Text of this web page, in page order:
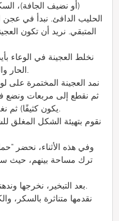
الحليب الدافئ. نبدأ في عجن
المتبقي. نريد أن تكون
نخلط العجينة في الوعاء
الحار والمجفف نتركها تخمر حتى يتضاعف حجمها.
ثم نقطع إلى مربعات
يكون كثيفًا) ثم نغلق الشطيرة بحيث لا يتسرب المربى منها.
نقوم بتهيئة الشكل المغلق
وفي هذه الأثناء، نحضر
ترك مساحة بينهم، حيث
بعد التبخير، نخرجها وندهنها بالزبدة على الفور حتى لا تجف السطح.
نقدمها متناثرة بالسكر،